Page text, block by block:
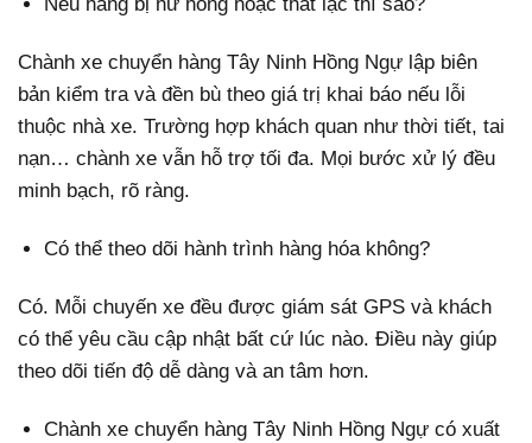
Chành xe chuyển hàng Tây Ninh Hồng Ngự lập biên
bản kiểm tra và đền bù theo giá trị khai báo nếu lỗi
thuộc nhà xe. Trường hợp khách quan như thời tiết, tai
nạn… chành xe vẫn hỗ trợ tối đa. Mọi bước xử lý đều
minh bạch, rõ ràng.
Có thể theo dõi hành trình hàng hóa không?
Có. Mỗi chuyến xe đều được giám sát GPS và khách
có thể yêu cầu cập nhật bất cứ lúc nào. Điều này giúp
theo dõi tiến độ dễ dàng và an tâm hơn.
Chành xe chuyển hàng Tây Ninh Hồng Ngự có xuất